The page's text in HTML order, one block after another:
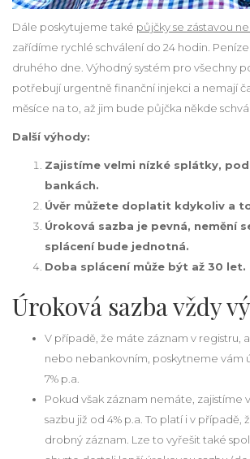
Dále poskytujeme také půjčky se zástavou
zařídíme rychlé schválení do 24 hodin.
druhého dne. Výhodný systém pro všechny
potřebují urgentně finanční injekci a nemají
měsíce na to, až jim bude půjčka někde
Další výhody:
Zajistíme velmi nízké splátky,
bankách.
Úvěr můžete doplatit kdykoliv a
Úroková sazba je pevná, nemění
splácení bude jednotná.
Doba splácení může být až 30 let.
Úroková sazba vždy
V případě, že máte záznam v registru,
nebo nebankovním, poskytneme vám
7% p.a.
Pokud však záznam nemáte, zajistíme
sazbu již od 4% p.a. To platí i v případě,
drobný záznam. Lze to vyřešit také